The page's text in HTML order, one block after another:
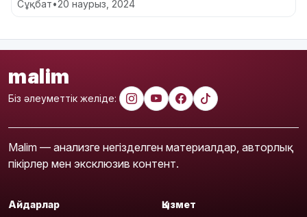
Сұқбат•20 наурыз, 2024
malim
Біз әлеуметтік желіде:
Malim — анализге негізделген материалдар, авторлық
пікірлер мен эксклюзив контент.
Айдарлар Қызмет